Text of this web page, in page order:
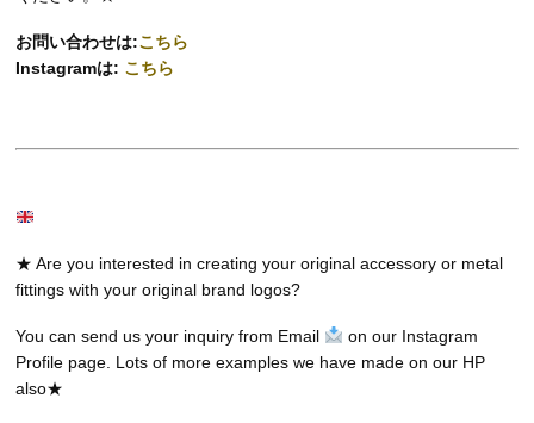
お問い合わせは:こちら
Instagramは: こちら
★ Are you interested in creating your original accessory or metal
fittings with your original brand logos?
You can send us your inquiry from Email
on our Instagram
Profile page. Lots of more examples we have made on our HP
also★